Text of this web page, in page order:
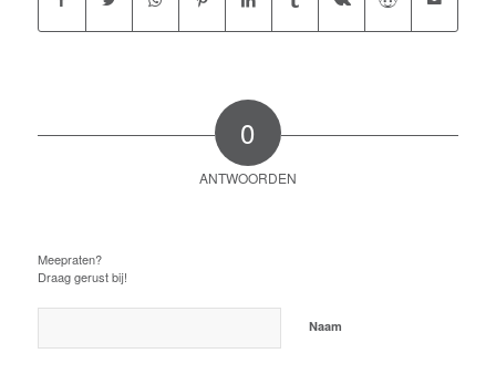
0
ANTWOORDEN
Meepraten?
Draag gerust bij!
Naam